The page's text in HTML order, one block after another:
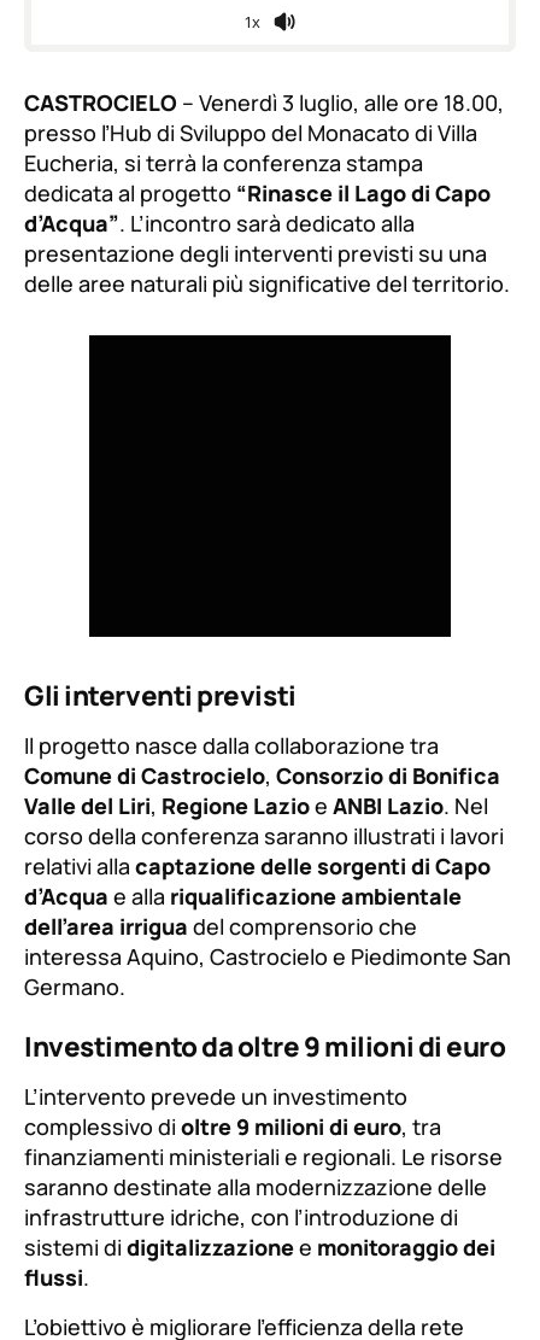
1x
CASTROCIELO – Venerdì 3 luglio, alle ore 18.00,
presso l’Hub di Sviluppo del Monacato di Villa
Eucheria, si terrà la conferenza stampa
dedicata al progetto “Rinasce il Lago di Capo
d’Acqua”. L’incontro sarà dedicato alla
presentazione degli interventi previsti su una
delle aree naturali più significative del territorio.
Gli interventi previsti
Il progetto nasce dalla collaborazione tra
Comune di Castrocielo, Consorzio di Bonifica
Valle del Liri, Regione Lazioe ANBI Lazio. Nel
corso della conferenza saranno illustrati i lavori
relativi alla captazione delle sorgenti di Capo
d’Acqua e alla riqualificazione ambientale
dell’area irrigua del comprensorio che
interessa Aquino, Castrocielo e Piedimonte San
Germano.
Investimento da oltre 9 milioni di euro
L’intervento prevede un investimento
complessivo di oltre 9 milioni di euro, tra
finanziamenti ministeriali e regionali. Le risorse
saranno destinate alla modernizzazione delle
infrastrutture idriche, con l’introduzione di
sistemi di digitalizzazionee monitoraggio dei
flussi.
L’obiettivo è migliorare l’efficienza della rete